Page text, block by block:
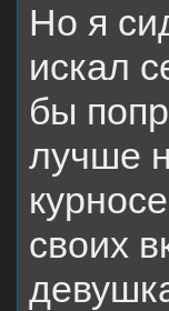
Но я
искал
бы
лучше
своих